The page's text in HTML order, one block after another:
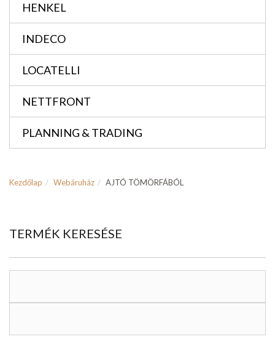
HENKEL
INDECO
LOCATELLI
NETTFRONT
PLANNING & TRADING
Kezdőlap Webáruház AJTÓ TÖMÖRFÁBÓL
TERMÉK KERESÉSE